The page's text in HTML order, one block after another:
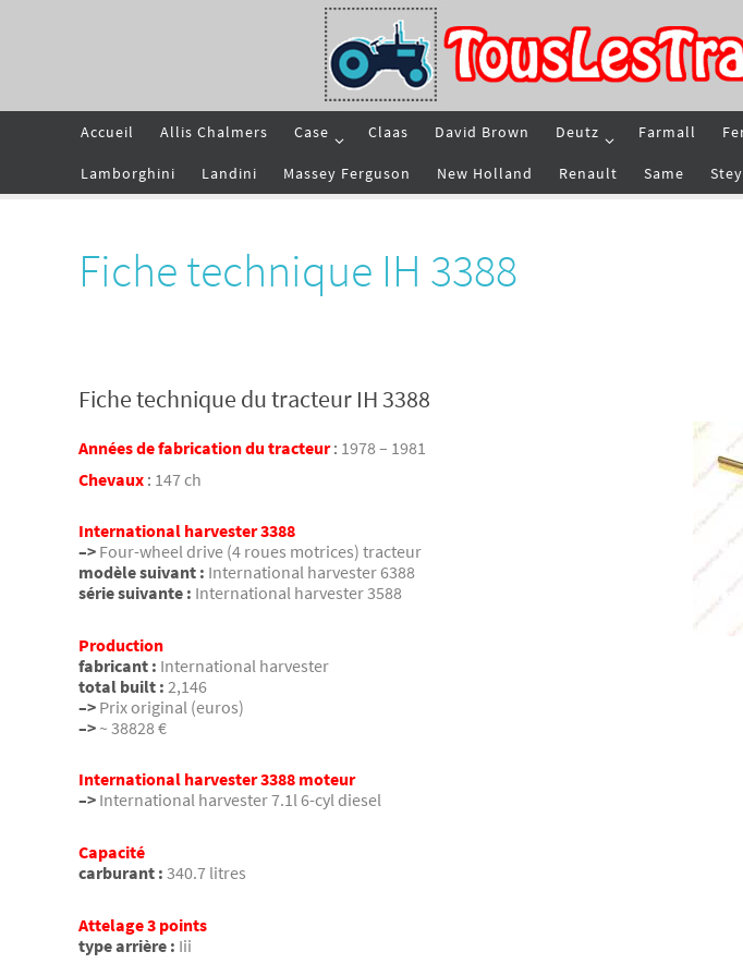
Accueil Allis Chalmers Case Claas David Brown Deutz Farmall
Lamborghini Landini Massey Ferguson New Holland Renault Same
Fiche technique IH 3388
Fiche technique du tracteur IH 3388
Années de fabrication du tracteur: 1978 – 1981
Chevaux : 147 ch
International harvester 3388
–> Four-wheel drive (4 roues motrices) tracteur
modèle suivant : International harvester 6388
série suivante : International harvester 3588
Production
fabricant : International harvester
total built : 2,146
–> Prix original (euros)
–> ~ 38828 €
International harvester 3388 moteur
–> International harvester 7.1l 6-cyl diesel
Capacité
carburant : 340.7 litres
Attelage 3 points
type arrière : Iii